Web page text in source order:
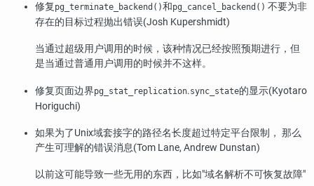
修复 pg_terminate_backend()和pg_cancel_backend() 不要为非
存在的目标过程抛出错误(Josh Kupershmidt)
当通过超级用户调用的时候，该种情况已经按照预期进行，但
是当通过普通用户调用的时候并不这样。
修复页面边界pg_stat_replication.sync_state的显示(Kyotaro
Horiguchi)
如果为了Unix域套接字的路径名长度超过特定平台限制， 那么
产生可理解的错误消息(Tom Lane, Andrew Dunstan)
以前这可能导致一些无用的东西，比如"域名解析不可恢复故障"